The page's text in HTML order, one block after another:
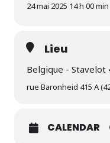
24 mai 2025 14 h 00
Lieu
Belgique - Stavelot
rue Baronheid 415 A
CALENDAR